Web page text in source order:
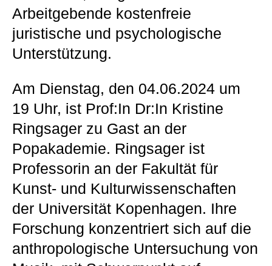
Arbeitgebende kostenfreie
juristische und psychologische
Unterstützung.
Am Dienstag, den 04.06.2024 um
19 Uhr, ist Prof:In Dr:In Kristine
Ringsager zu Gast an der
Popakademie. Ringsager ist
Professorin an der Fakultät für
Kunst- und Kulturwissenschaften
der Universität Kopenhagen. Ihre
Forschung konzentriert sich auf die
anthropologische Untersuchung von